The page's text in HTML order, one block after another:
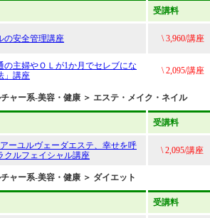
受講料
の安全管理講座 \ 3,960/講座
の主婦やＯＬが1か月でセレブにな
」講座
\ 2,095/講座
ャー系-美容・健康 ＞ エステ・メイク・ネイル
受講料
ーユルヴェーダエステ、幸せを呼
クルフェイシャル講座
\ 2,095/講座
ャー系-美容・健康 ＞ ダイエット
受講料